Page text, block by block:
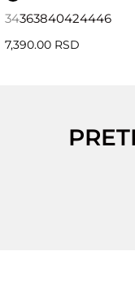
34363840424446
7,390.00 RSD